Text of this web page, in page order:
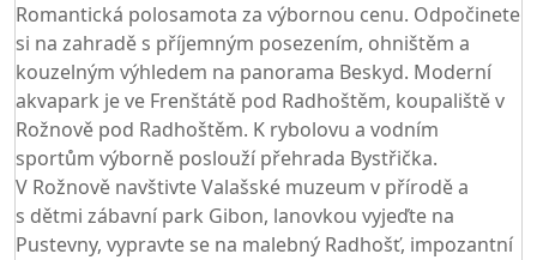
Romantická polosamota za výbornou cenu. Odpočinete
si na zahradě s příjemným posezením, ohništěm a
kouzelným výhledem na panorama Beskyd. Moderní
akvapark je ve Frenštátě pod Radhoštěm, koupaliště v
Rožnově pod Radhoštěm. K rybolovu a vodním
sportům výborně poslouží přehrada Bystřička.
V Rožnově navštivte Valašské muzeum v přírodě a
s dětmi zábavní park Gibon, lanovkou vyjeďte na
Pustevny, vypravte se na malebný Radhošť, impozantní